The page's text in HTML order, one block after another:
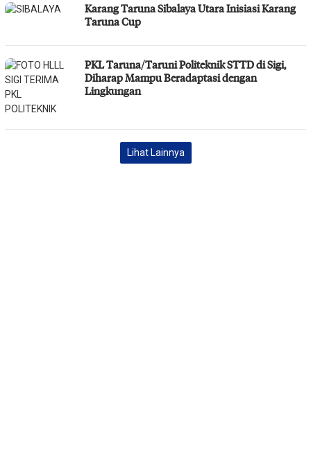
Karang Taruna Sibalaya Utara Inisiasi Karang
Taruna Cup
PKL Taruna/Taruni Politeknik STTD di Sigi,
Diharap Mampu Beradaptasi dengan
Lingkungan
Lihat Lainnya